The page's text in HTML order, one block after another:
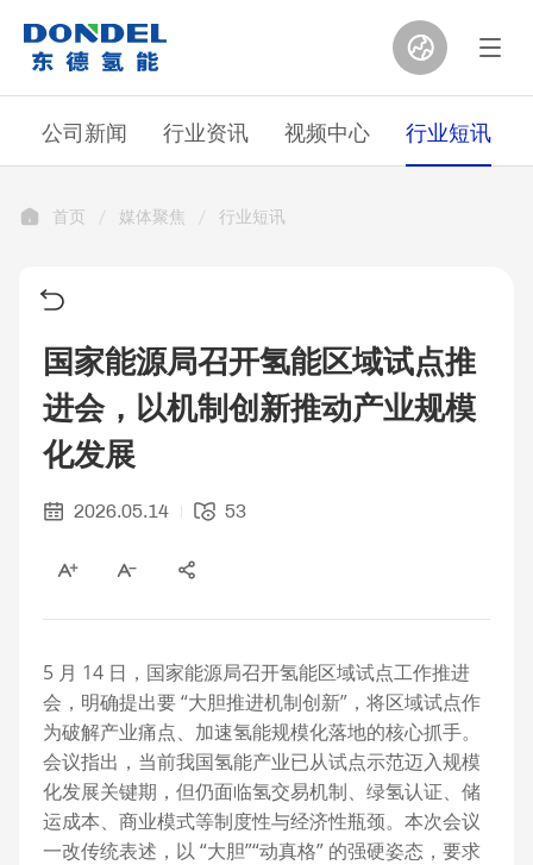
公司新闻 行业资讯 视频中心 行业短讯
首页 媒体聚焦 行业短讯
国家能源局召开氢能区域试点推
进会，以机制创新推动产业规模
化发展
2026.05.14 53
5 月 14 日，国家能源局召开氢能区域试点工作推进
会，明确提出要 “大胆推进机制创新”，将区域试点作
为破解产业痛点、加速氢能规模化落地的核心抓手。
会议指出，当前我国氢能产业已从试点示范迈入规模
化发展关键期，但仍面临氢交易机制、绿氢认证、储
运成本、商业模式等制度性与经济性瓶颈。本次会议
一改传统表述，以 “大胆”“动真格” 的强硬姿态，要求